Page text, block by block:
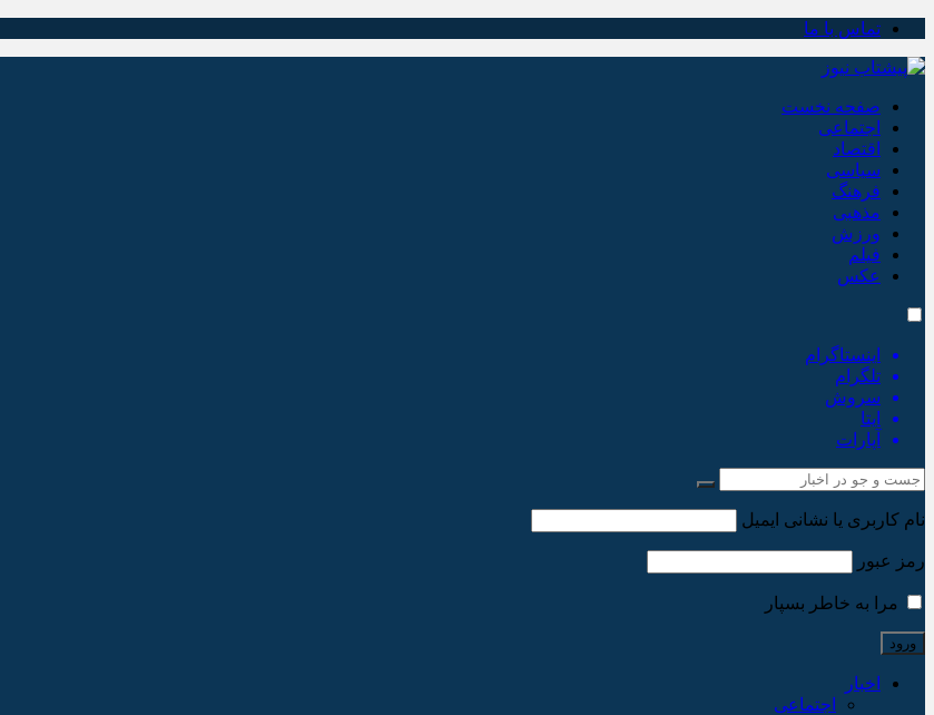
تماس با ما
صفحه نخست
اجتماعی
اقتصاد
سیاسی
فرهنگ
مذهبی
ورزش
فیلم
عکس
اینستاگرام
تلگرام
سروش
ایتا
آپارات
نام کاربری یا نشانی ایمیل
رمز عبور
مرا به خاطر بسپار
اخبار
اجتماعی